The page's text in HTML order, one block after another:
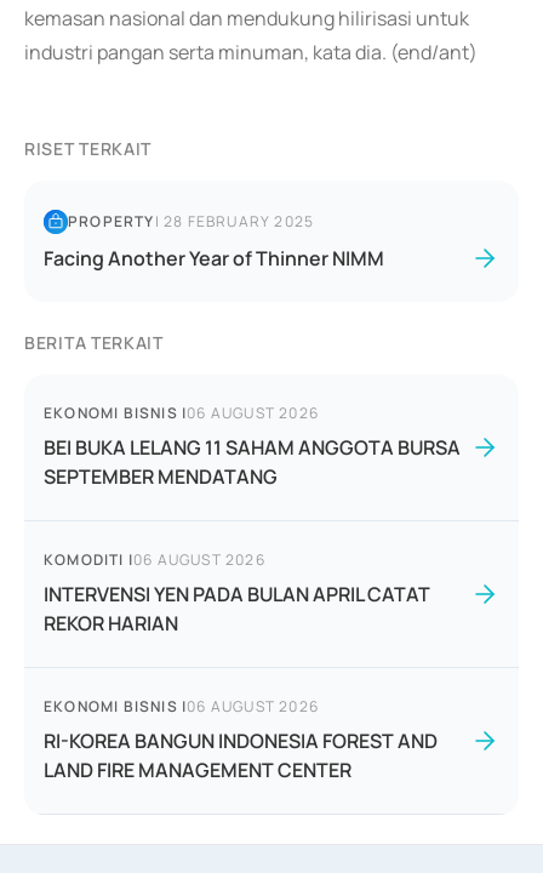
kemasan nasional dan mendukung hilirisasi untuk
industri pangan serta minuman, kata dia. (end/ant)
RISET TERKAIT
PROPERTY|28 FEBRUARY 2025
Facing Another Year of Thinner NIMM
BERITA TERKAIT
EKONOMI BISNIS |06 AUGUST 2026
BEI BUKA LELANG 11 SAHAM ANGGOTA BURSA
SEPTEMBER MENDATANG
KOMODITI |06 AUGUST 2026
INTERVENSI YEN PADA BULAN APRIL CATAT
REKOR HARIAN
EKONOMI BISNIS |06 AUGUST 2026
RI-KOREA BANGUN INDONESIA FOREST AND
LAND FIRE MANAGEMENT CENTER